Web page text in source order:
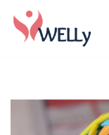
Μεταπηδήστε